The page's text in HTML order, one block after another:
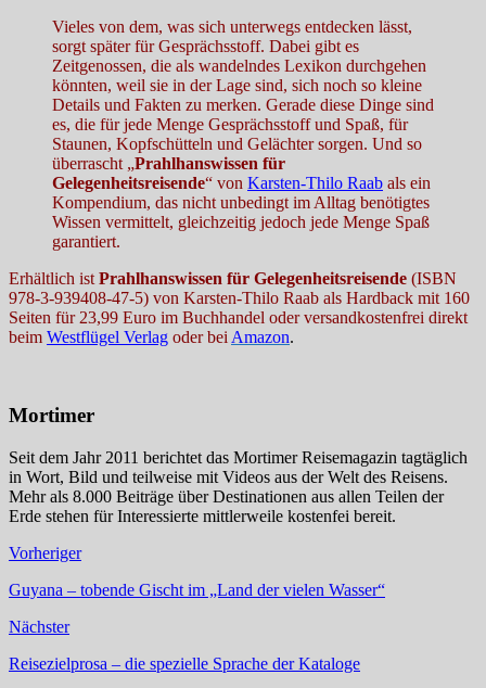
Vieles von dem, was sich unterwegs entdecken lässt,
sorgt später für Gesprächsstoff. Dabei gibt es
Zeitgenossen, die als wandelndes Lexikon durchgehen
könnten, weil sie in der Lage sind, sich noch so kleine
Details und Fakten zu merken. Gerade diese Dinge sind
es, die für jede Menge Gesprächsstoff und Spaß, für
Staunen, Kopfschütteln und Gelächter sorgen. Und so
überrascht „Prahlhanswissen für
Gelegenheitsreisende“ von Karsten-Thilo Raab als ein
Kompendium, das nicht unbedingt im Alltag benötigtes
Wissen vermittelt, gleichzeitig jedoch jede Menge Spaß
garantiert.
Erhältlich ist Prahlhanswissen für Gelegenheitsreisende (ISBN
978-3-939408-47-5) von Karsten-Thilo Raab als Hardback mit 160
Seiten für 23,99 Euro im Buchhandel oder versandkostenfrei direkt
beim Westflügel Verlag oder bei Amazon.
Mortimer
Seit dem Jahr 2011 berichtet das Mortimer Reisemagazin tagtäglich
in Wort, Bild und teilweise mit Videos aus der Welt des Reisens.
Mehr als 8.000 Beiträge über Destinationen aus allen Teilen der
Erde stehen für Interessierte mittlerweile kostenfei bereit.
Vorheriger
Guyana – tobende Gischt im „Land der vielen Wasser“
Nächster
Reisezielprosa – die spezielle Sprache der Kataloge